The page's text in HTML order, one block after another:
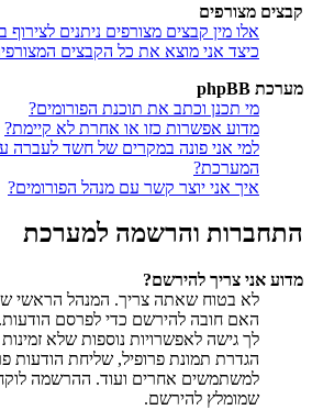
קבצים מצורפים
אלו מין קבצים מצורפים ניתנים לצירוף
כיצד אני מוצא את כל הקבצים
מערכת phpBB
מי תכנן וכתב את תוכנת הפורומים?
מדוע אפשרות כזו או אחרת לא קיימת?
למי אני פונה במקרים של חשד לעברה
המערכת?
איך אני יוצר קשר עם מנהל הפורומים?
התחברות והרשמה למערכת
מדוע אני צריך להירשם?
לא בטוח שאתה צריך. המנהל הראשי
האם חובה להירשם כדי לפרסם
לך גישה לאפשרויות נוספות שלא
הגדרת תמונת פרופיל, שליחת הודעות
למשתמשים אחרים ועוד. ההרשמה
שמומלץ להירשם.